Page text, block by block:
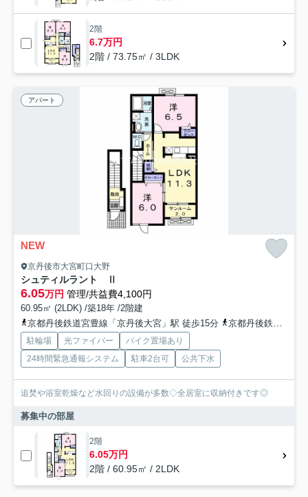
2階
6.7万円
2階 / 73.75㎡ / 3LDK
アパート
NEW
京丹後市大宮町口大野
シュティルラント Ⅱ
6.05万円 管理/共益費4,100円
60.95㎡ (2LDK) /築18年 /2階建
京都丹後鉄道宮豊線「京丹後大宮」駅 徒歩15分
京都丹後鉄道宮豊線「峰山」駅 徒歩60分
駐輪場 光ファイバー
バイク置場あり
24時間緊急通報システム
駐車2台可 公共下水
追焚や浴室乾燥など水回りの設備が多数◇全居室に収納付きです◎
募集中の部屋
2階
6.05万円
2階 / 60.95㎡ / 2LDK